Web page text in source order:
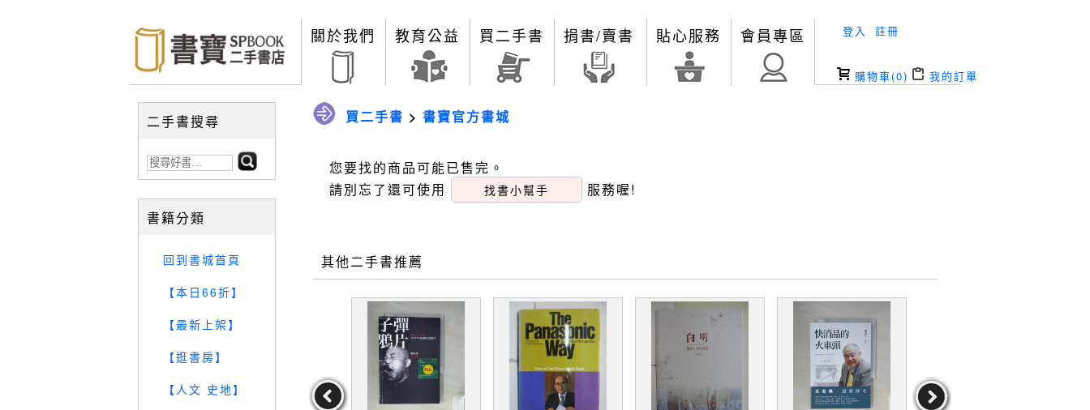
關於我們 教育公益 買二手書 捐書/賣書 貼心服務 會員專區 登入 註冊
購物車(0) 我的訂單
二手書搜尋
書籍分類
回到書城首頁
【本日66折】
【最新上架】
【逛書房】
【人文 史地】
買二手書 > 書寶官方書城
您要找的商品可能已售完。
請別忘了還可使用
找書小幫手 服務喔!
其他二手書推薦